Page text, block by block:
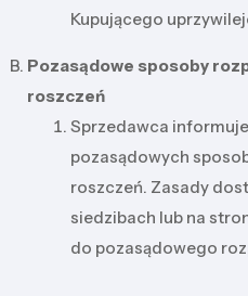
Kupującego
Pozasądowe sposoby
roszczeń
Sprzedawca
pozasądowych
roszczeń. Zasady
siedzibach lub na
do pozasądowego